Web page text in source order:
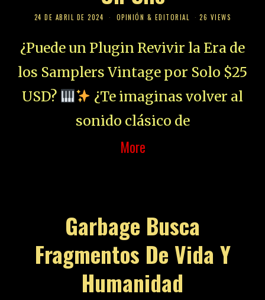
24 DE ABRIL DE 2024 OPINIÓN & EDITORIAL 26 VIEWS
¿Puede un Plugin Revivir la Era de
los Samplers Vintage por Solo $25
USD?
¿Te imaginas volver al
sonido clásico de
More
Garbage Busca
Fragmentos De Vida Y
Humanidad